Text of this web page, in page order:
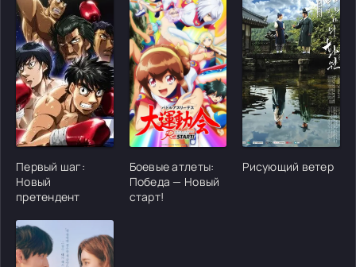
[/xfgiven_cvh_poster_urlcvh_poster_url]
Первый шаг:
Новый
претендент
[/xfgiven_cvh_poster_urlcvh_poster_url]
Боевые атлеты:
Победа — Новый
старт!
[/
Рисующий ветер